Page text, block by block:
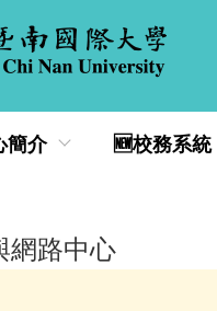
簡介 🆕校務系統
網路中心